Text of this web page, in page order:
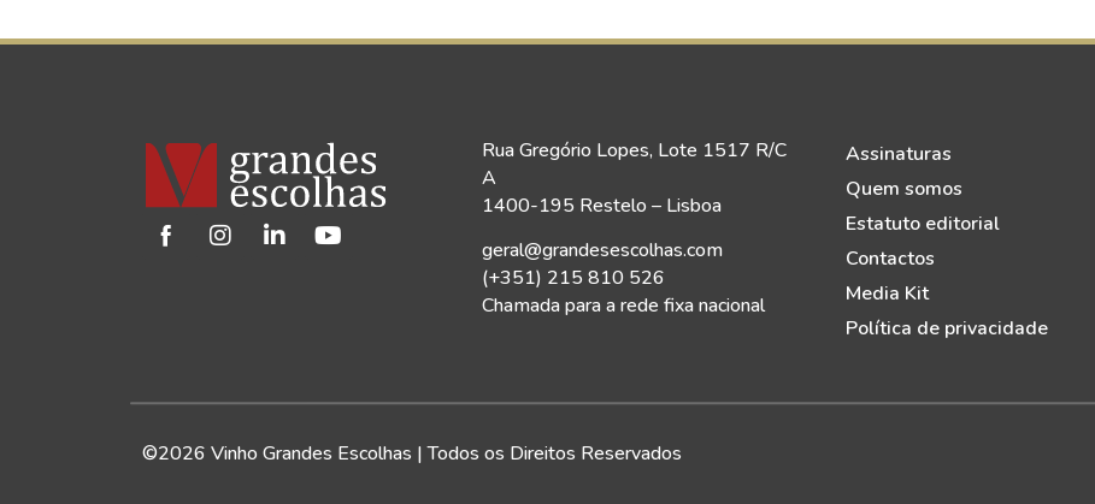
Rua Gregório Lopes, Lote 1517 R/C
A
1400-195 Restelo – Lisboa
geral@grandesescolhas.com
(+351) 215 810 526
Chamada para a rede fixa nacional
Assinaturas
Quem somos
Estatuto editorial
Contactos
Media Kit
Política de privacidade
©2026 Vinho Grandes Escolhas | Todos os Direitos Reservados